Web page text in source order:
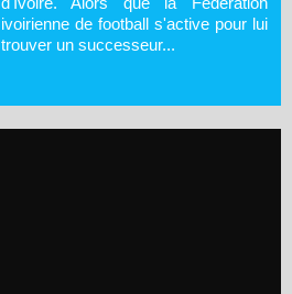
ivoirienne de football s'active pour lui
trouver un successeur...